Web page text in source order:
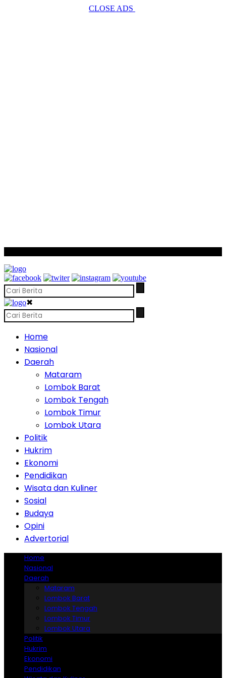
CLOSE ADS
✖
Home
Nasional
Daerah
Mataram
Lombok Barat
Lombok Tengah
Lombok Timur
Lombok Utara
Politik
Hukrim
Ekonomi
Pendidikan
Wisata dan Kuliner
Sosial
Budaya
Opini
Advertorial
Home
Nasional
Daerah
Mataram
Lombok Barat
Lombok Tengah
Lombok Timur
Lombok Utara
Politik
Hukrim
Ekonomi
Pendidikan